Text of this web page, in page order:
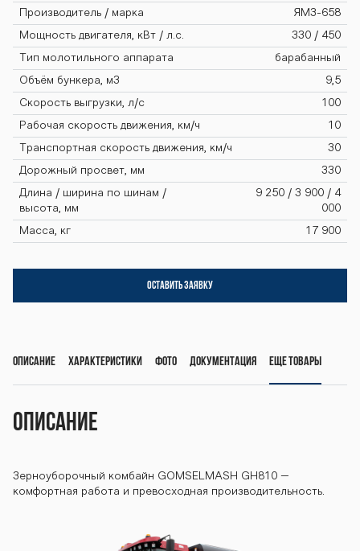
ombayn-gh81
0 kombayn-gh
810 kombayn-
gh810 kombay
n-gh810 komb
ayn-gh810 ko
mbayn-gh810
kombayn-gh8
Производитель / марка ЯМЗ-658
Мощность двигателя, кВт / л.с. 330 / 450
Тип молотильного аппарата барабанный
Объём бункера, м3 9,5
Скорость выгрузки, л/с 100
Рабочая скорость движения, км/ч 10
Транспортная скорость движения, км/ч 30
Дорожный просвет, мм 330
Длина / ширина по шинам /
высота, мм
9 250 / 3 900 / 4
000
Масса, кг 17 900
ОСТАВИТЬ ЗАЯВКУ
Описание Характеристики Фото Документация Еще товары
Описание
Зерноуборочный комбайн GOMSELMASH GH810 –
комфортная работа и превосходная производительность.